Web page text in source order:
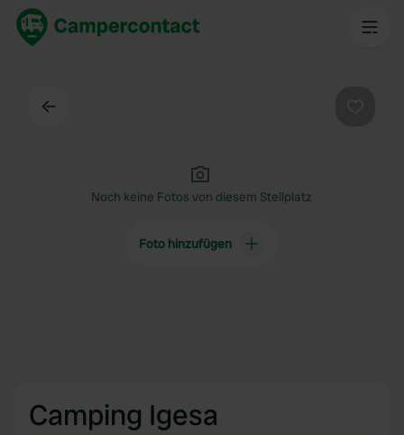
Noch keine Fotos von diesem Stellplatz
Foto hinzufügen
Camping Igesa